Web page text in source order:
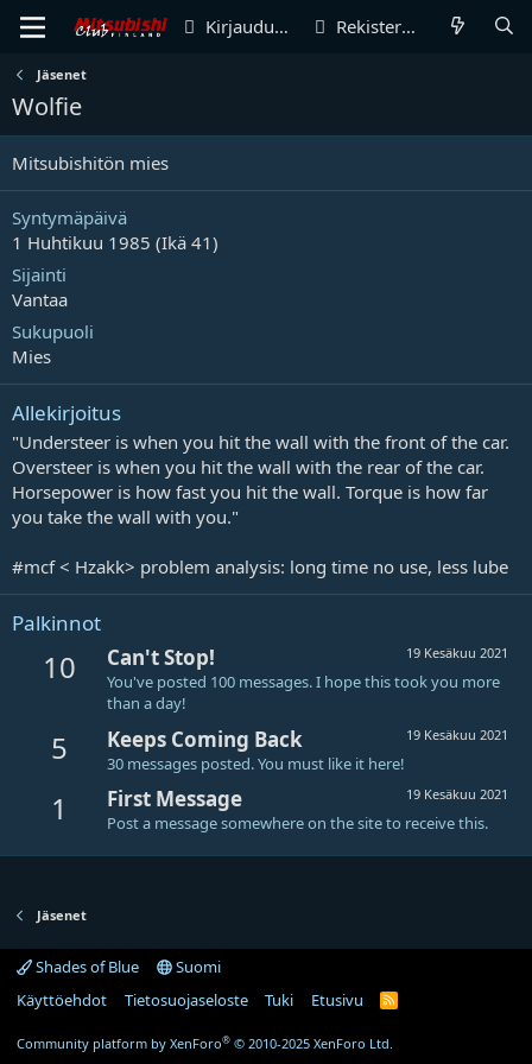
Kirjaudu sisään Rekisteröidy
Jäsenet
Wolfie
Mitsubishitön mies
Syntymäpäivä
1 Huhtikuu 1985 (Ikä 41)
Sijainti
Vantaa
Sukupuoli
Mies
Allekirjoitus
"Understeer is when you hit the wall with the front of the car.
Oversteer is when you hit the wall with the rear of the car.
Horsepower is how fast you hit the wall. Torque is how far
you take the wall with you."
#mcf < Hzakk> problem analysis: long time no use, less lube
Palkinnot
10 19 Kesäkuu 2021
Can't Stop!
You've posted 100 messages. I hope this took you more
than a day!
5 19 Kesäkuu 2021
Keeps Coming Back
30 messages posted. You must like it here!
1 19 Kesäkuu 2021
First Message
Post a message somewhere on the site to receive this.
Jäsenet
Shades of Blue
Suomi
Käyttöehdot
Tietosuojaseloste Tuki Etusivu
R
Community platform by XenForo® © 2010-2025 XenForo Ltd.